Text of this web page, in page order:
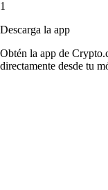
1
Descarga la app
Obtén la app de
directamente desde tu